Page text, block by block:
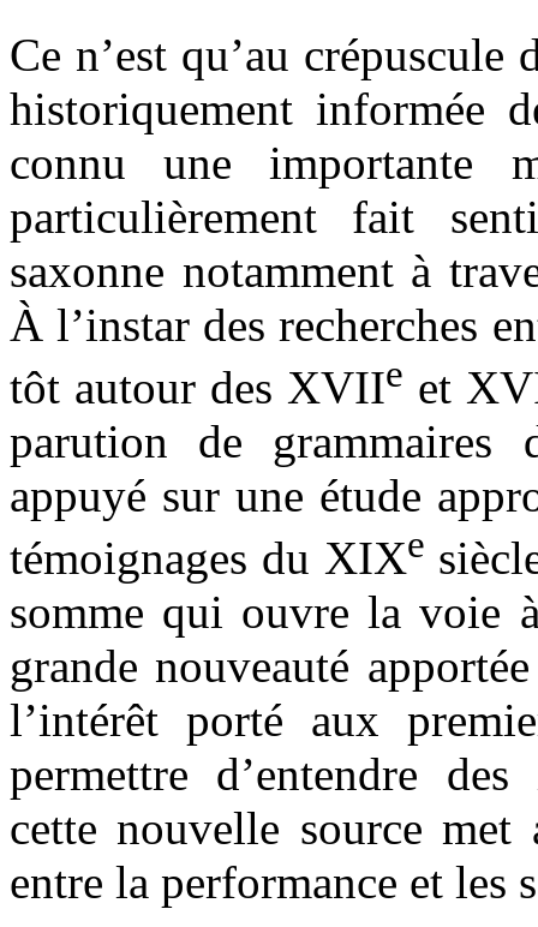
Ce n’est qu’au crépuscule
historiquement informée
connu une importante
particulièrement fait
saxonne notamment à
À l’instar des recherches
tôt autour des XVIIe et
parution de grammaires
appuyé sur une étude
témoignages du XIXe
somme qui ouvre la voie
grande nouveauté
l’intérêt porté aux
permettre d’entendre
cette nouvelle source
entre la performance et les